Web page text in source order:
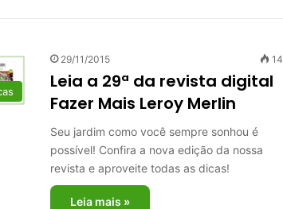
29/11/2015 14
Leia a 29ª da revista digital
Fazer Mais Leroy Merlin
Seu jardim como você sempre sonhou é
possível! Confira a nova edição da nossa
revista e aproveite todas as dicas!
Leia mais »